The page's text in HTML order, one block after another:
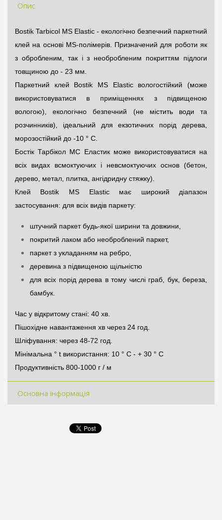
Опис
Bostik Tarbicol MS Elastic - екологічно безпечний паркетний
клей на основі MS-полімерів. Призначений для роботи як
з обробленим, так і з необробленим покриттям підлоги
товщиною до - 23 мм.
Паркетний клей Bostik MS Elastic вологостійкий (може
використовуватися в приміщеннях з підвищеною
вологою), екологічно безпечний (не містить води та
розчинників), ідеальний для екзотичних порід дерева,
морозостійкий до -10 ° С.
Бостік Тарбікол МС Еластик може використовуватися на
всіх видах всмоктуючих і невсмоктуючих основ (бетон,
дерево, метал, плитка, ангідридну стяжку).
Клей Bostik MS Elastic має широкий діапазон
застосування: для всіх видів паркету:
штучний паркет будь-якої ширини та довжини,
покритий лаком або необроблений паркет,
паркет з укладанням на ребро,
деревина з підвищеною щільністю
для всіх порід дерева в тому числі граб, бук, береза,
бамбук.
Час у відкритому стані: 40 хв.
Пішохідне навантаження хв через 24 год.
Шліфування: через 48-72 год.
Мінімальна ° t використання: 10 ° С - + 30 ° С
Продуктивність 800-1000 г / м
Основна інформація